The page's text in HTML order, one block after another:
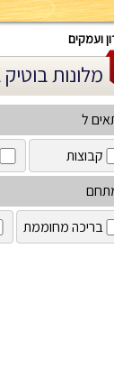
ועמקים
מלונות בוטיק
ל
קבוצות
בריכה מחוממת